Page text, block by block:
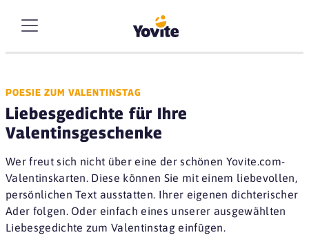
POESIE ZUM VALENTINSTAG
Liebesgedichte für Ihre
Valentinsgeschenke
Wer freut sich nicht über eine der schönen Yovite.com-
Valentinskarten. Diese können Sie mit einem liebevollen,
persönlichen Text ausstatten. Ihrer eigenen dichterischer
Ader folgen. Oder einfach eines unserer ausgewählten
Liebesgedichte zum Valentinstag einfügen.